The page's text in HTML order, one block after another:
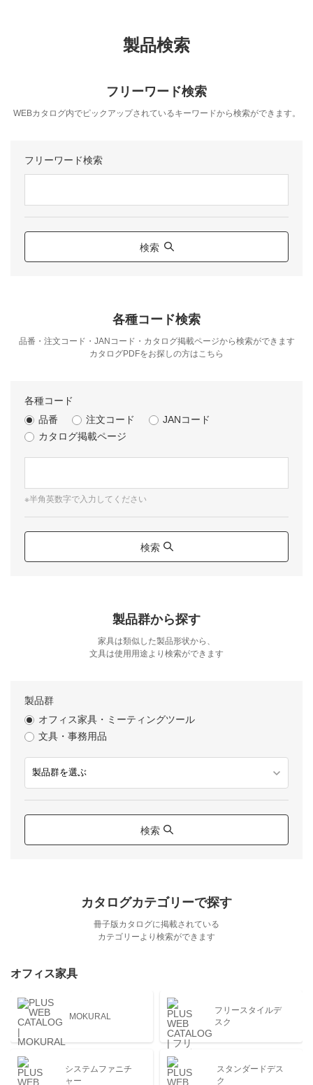
製品検索
フリーワード検索
WEBカタログ内でピックアップされているキーワードから検索ができます。
フリーワード検索
検索
各種コード検索
品番・注文コード・JANコード・カタログ掲載ページから検索ができます
カタログPDFをお探しの方はこちら
各種コード
品番
注文コード
JANコード
カタログ掲載ページ
※半角英数字で入力してください
検索
製品群から探す
家具は類似した製品形状から、
文具は使用用途より検索ができます
製品群
オフィス家具・ミーティングツール
文具・事務用品
検索
カタログカテゴリーで探す
冊子版カタログに掲載されている
カテゴリーより検索ができます
オフィス家具
MOKURAL
フリースタイルデ
スク
システムファニチ
ャー
スタンダードデス
ク